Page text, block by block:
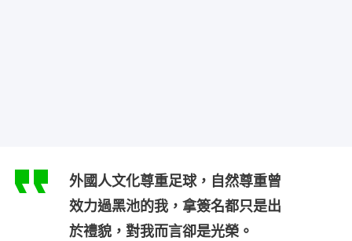
外國人文化尊重足球，自然尊重曾
效力過黑池的我，拿簽名都只是出
於禮貌，對我而言卻是光榮。